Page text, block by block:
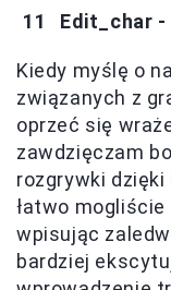
Edit_char
Kiedy myślę o
związanych z
oprzeć się
zawdzięczam
rozgrywki
łatwo
wpisując
bardziej